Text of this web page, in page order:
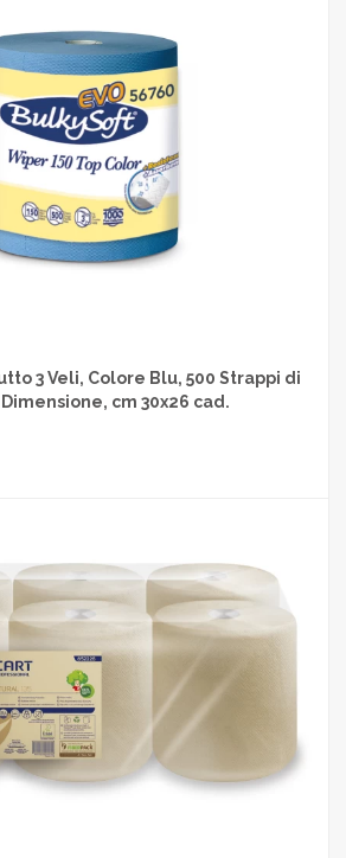
3 Veli, Colore Blu, 500 Strappi di
cm 30x26 cad.